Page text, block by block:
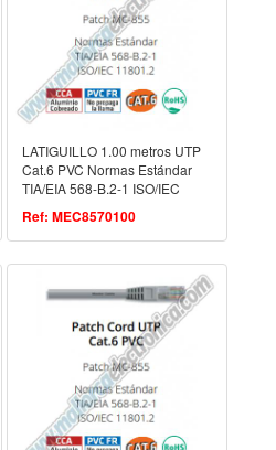
LATIGUILLO 1.00 metros UTP
Cat.6 PVC Normas Estándar
TIA/EIA 568-B.2-1 ISO/IEC
Ref: MEC8570100